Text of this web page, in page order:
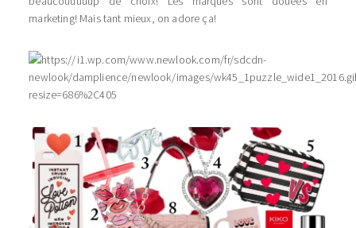
marketing! Mais tant mieux, on adore ça!